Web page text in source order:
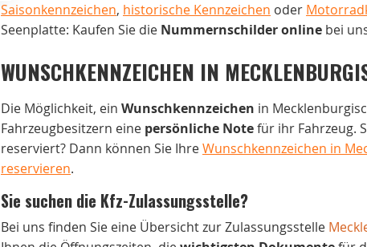
Saisonkennzeichen, historische Kennzeichen oder
Seenplatte: Kaufen Sie die Nummernschilder online bei
WUNSCHKENNZEICHEN IN
Die Möglichkeit, ein Wunschkennzeichen in
Fahrzeugbesitzern eine persönliche Notefür ihr Fahrzeug.
reserviert? Dann können Sie IhreWunschkennzeichen in
reservieren.
Sie suchen die Kfz-Zulassungsstelle?
Bei uns finden Sie eine Übersicht zur Zulassungsstelle